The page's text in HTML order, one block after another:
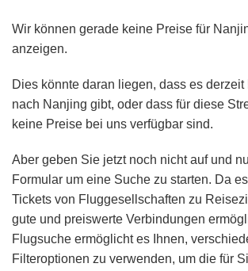
Wir können gerade keine Preise für
anzeigen.
Dies könnte daran liegen, dass es
nach Nanjing gibt, oder dass für diese
keine Preise bei uns verfügbar sind.
Aber geben Sie jetzt noch nicht auf und
Formular um eine Suche zu starten. Da
Tickets von Fluggesellschaften zu
gute und preiswerte Verbindungen
Flugsuche ermöglicht es Ihnen,
Filteroptionen zu verwenden, um die für